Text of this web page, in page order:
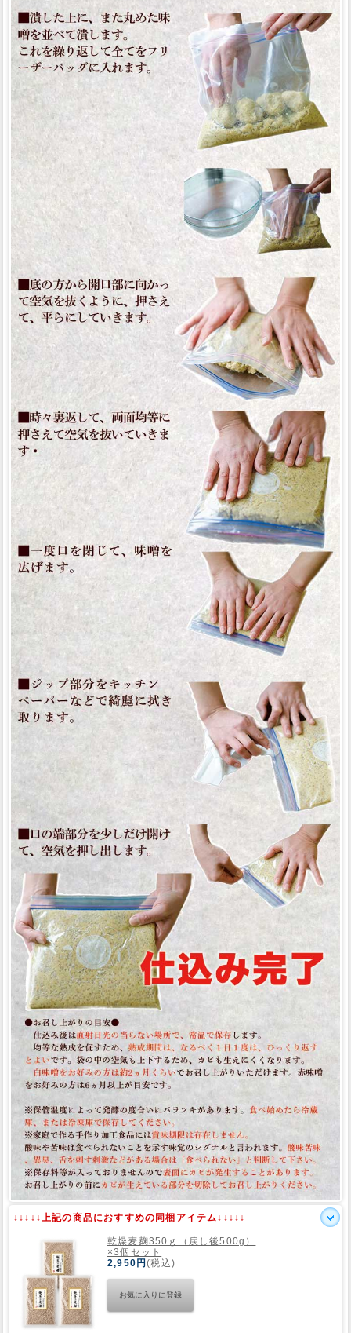
↓↓↓↓↓上記の商品におすすめの同梱アイテム↓↓↓↓↓
乾燥麦麹350ｇ（戻し後500g）
×3個セット
2,950円(税込)